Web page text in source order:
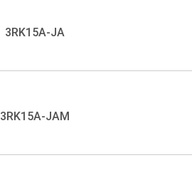
3RK15A-JA
3RK15A-JAM